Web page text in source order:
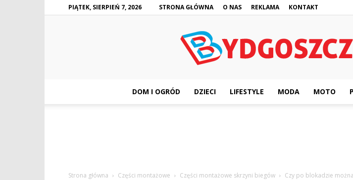
PIĄTEK, SIERPIEŃ 7, 2026 STRONA GŁÓWNA O NAS REKLAMA KONTAKT
DOM I OGRÓD DZIECI LIFESTYLE MODA MOTO
Strona główna Części montażowe Części montażowe skrzyni biegów Czy po blokadzie